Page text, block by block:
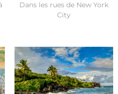
Dans les rues de New York
City